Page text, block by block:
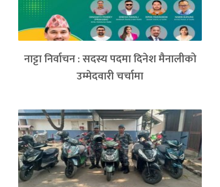
नाट्टा निर्वाचन : सदस्य पदमा दिनेश मैनालीको
उम्मेदवारी चर्चामा